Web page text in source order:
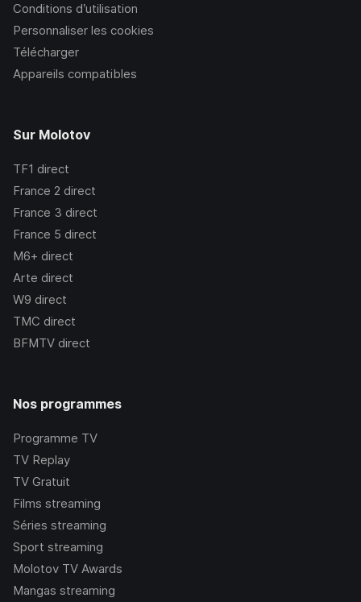
Conditions d’utilisation
Personnaliser les cookies
Télécharger
Appareils compatibles
Sur Molotov
TF1 direct
France 2 direct
France 3 direct
France 5 direct
M6+ direct
Arte direct
W9 direct
TMC direct
BFMTV direct
Nos programmes
Programme TV
TV Replay
TV Gratuit
Films streaming
Séries streaming
Sport streaming
Molotov TV Awards
Mangas streaming